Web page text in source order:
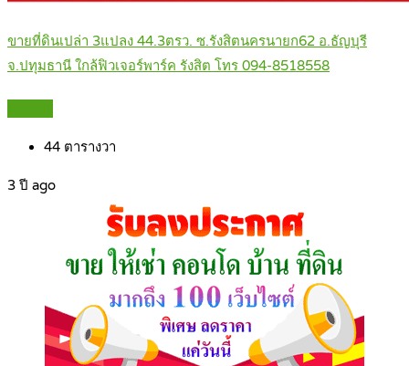
ขายที่ดินเปล่า 3แปลง 44.3ตรว. ซ.รังสิตนครนายก62 อ.ธัญบุรี
จ.ปทุมธานี ใกล้ฟิวเจอร์พาร์ค รังสิต โทร 094-8518558
44 ตารางวา
3 ปี ago